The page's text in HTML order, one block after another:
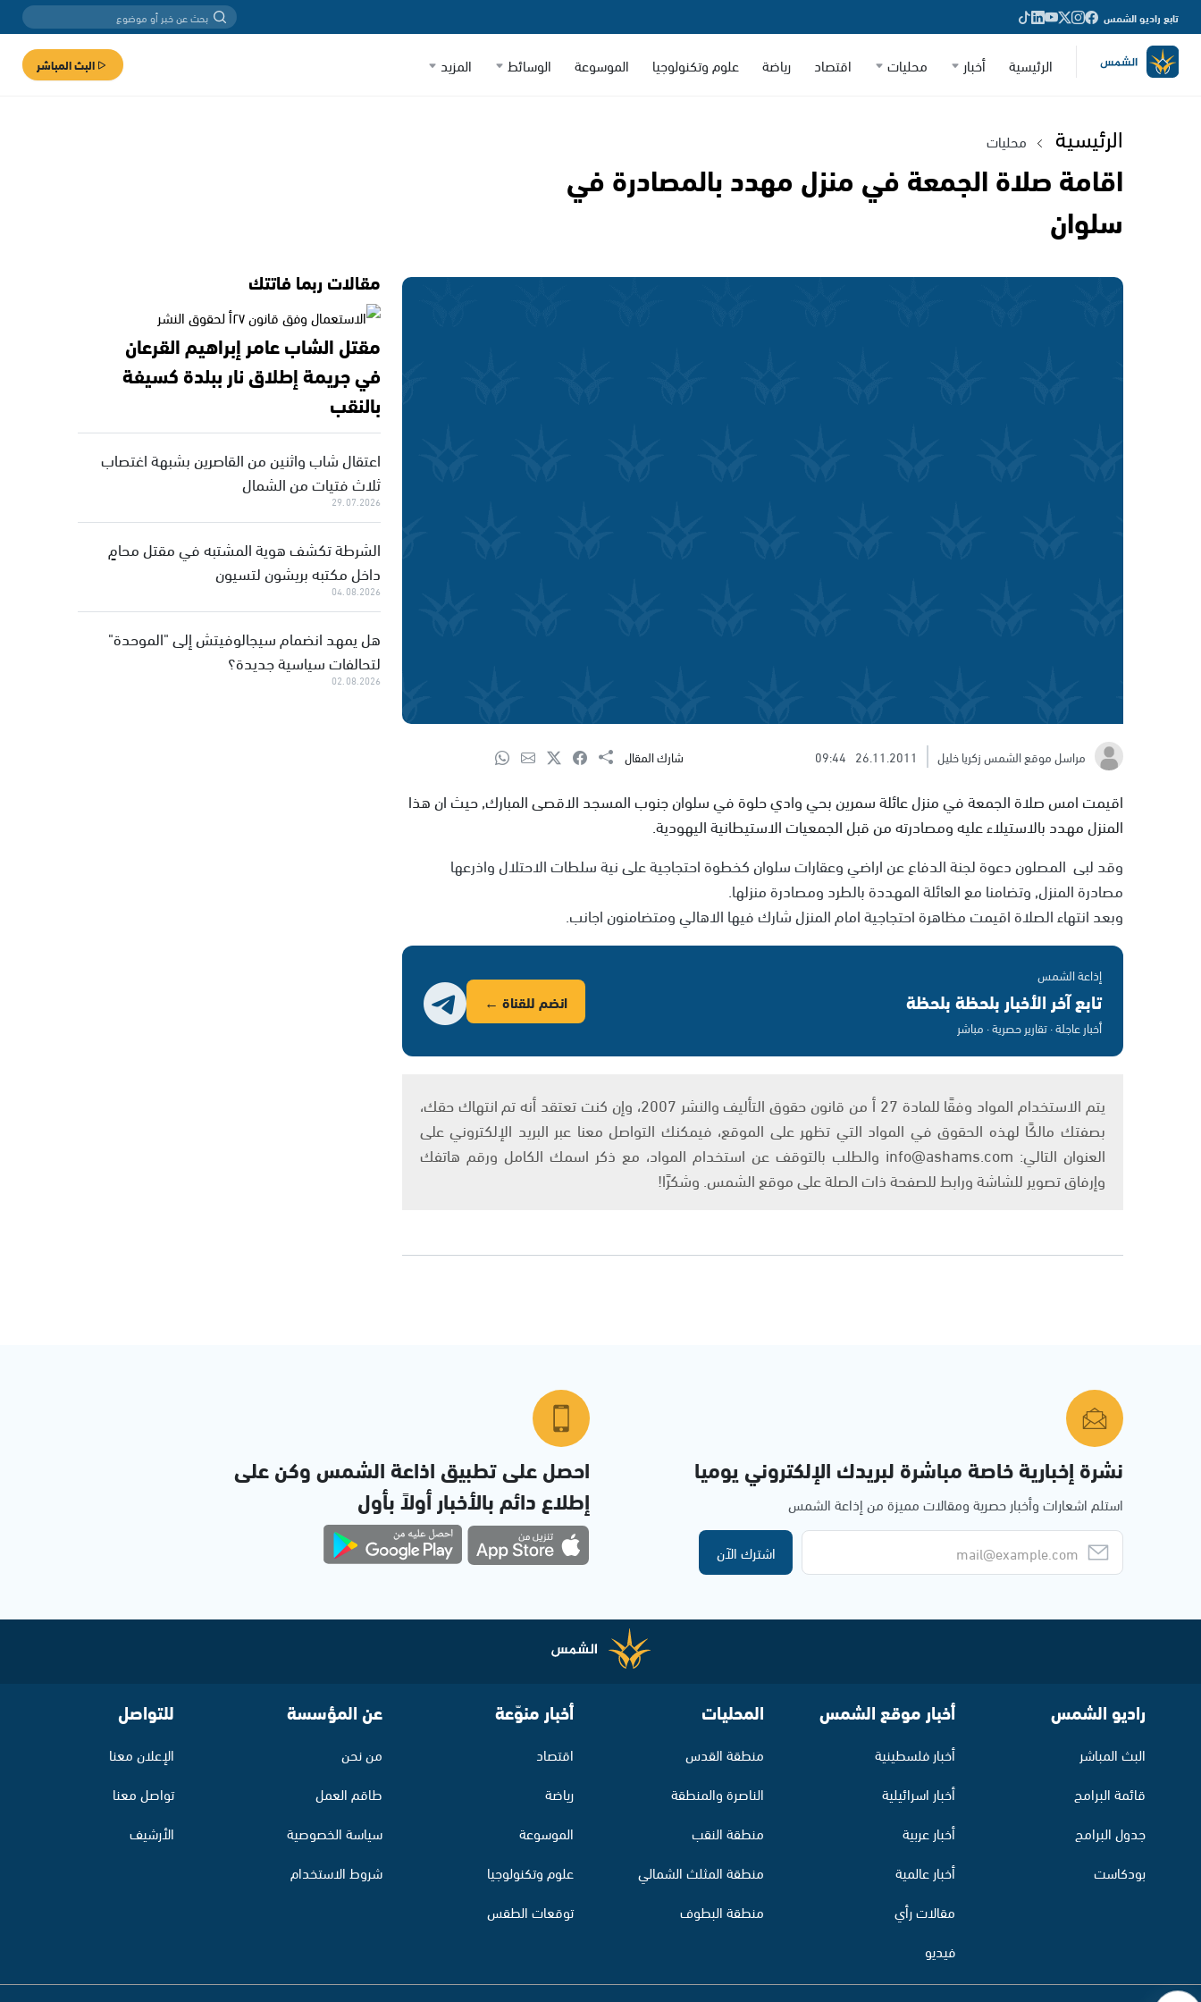
تابع راديو الشمس
الرئيسية أخبار محليات اقتصاد رياضة علوم وتكنولوجيا الموسوعة الوسائط المزيد البث المباشر
الرئيسية محليات
اقامة صلاة الجمعة في منزل مهدد بالمصادرة في
سلوان
مراسل موقع الشمس زكريا خليل 26.11.2011
09:44 شارك المقال
اقيمت امس صلاة الجمعة في منزل عائلة سمرين بحي وادي حلوة في سلوان جنوب المسجد الاقصى المبارك, حيث ان هذا
المنزل مهدد بالاستيلاء عليه ومصادرته من قبل الجمعيات الاستيطانية اليهودية.
وقد لبى المصلون دعوة لجنة الدفاع عن اراضي وعقارات سلوان كخطوة احتجاجية على نية سلطات الاحتلال واذرعها
مصادرة المنزل, وتضامنا مع العائلة المهددة بالطرد ومصادرة منزلها.
وبعد انتهاء الصلاة اقيمت مظاهرة احتجاجية امام المنزل شارك فيها الاهالي ومتضامنون اجانب.
إذاعة الشمس
تابع آخر الأخبار بلحظة بلحظة
أخبار عاجلة · تقارير حصرية · مباشر
انضم للقناة ←
يتم الاستخدام المواد وفقًا للمادة 27 أ من قانون حقوق التأليف والنشر 2007، وإن كنت تعتقد أنه تم انتهاك حقك،
بصفتك مالكًا لهذه الحقوق في المواد التي تظهر على الموقع، فيمكنك التواصل معنا عبر البريد الإلكتروني على
العنوان التالي: info@ashams.com والطلب بالتوقف عن استخدام المواد، مع ذكر اسمك الكامل ورقم هاتفك
وإرفاق تصوير للشاشة ورابط للصفحة ذات الصلة على موقع الشمس. وشكرًا!
مقالات ربما فاتتك
مقتل الشاب عامر إبراهيم القرعان
في جريمة إطلاق نار ببلدة كسيفة
بالنقب
اعتقال شاب واثنين من القاصرين بشبهة اغتصاب
ثلاث فتيات من الشمال
29.07.2026
الشرطة تكشف هوية المشتبه في مقتل محامٍ
داخل مكتبه بريشون لتسيون
04.08.2026
هل يمهد انضمام سيجالوفيتش إلى "الموحدة"
لتحالفات سياسية جديدة؟
02.08.2026
نشرة إخبارية خاصة مباشرة لبريدك الإلكتروني يوميا
استلم اشعارات وأخبار حصرية ومقالات مميزة من إذاعة الشمس
اشترك الآن
احصل على تطبيق اذاعة الشمس وكن على
إطلاع دائم بالأخبار أولاً بأول
راديو الشمس
البث المباشر
قائمة البرامج
جدول البرامج
بودكاست
أخبار موقع الشمس
أخبار فلسطينية
أخبار اسرائيلية
أخبار عربية
أخبار عالمية
مقالات رأي
فيديو
المحليات
منطقة القدس
الناصرة والمنطقة
منطقة النقب
منطقة المثلث الشمالي
منطقة البطوف
أخبار منوّعة
اقتصاد
رياضة
الموسوعة
علوم وتكنولوجيا
توقعات الطقس
عن المؤسسة
من نحن
طاقم العمل
سياسة الخصوصية
شروط الاستخدام
للتواصل
الإعلان معنا
تواصل معنا
الأرشيف